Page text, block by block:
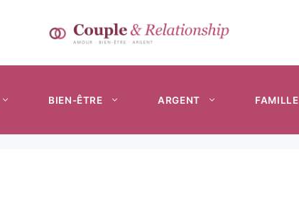
BIEN-ÊTRE ARGENT FAMILLE